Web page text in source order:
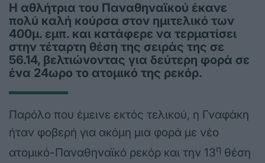
Η αθλήτρια του Παναθηναϊκού έκανε
πολύ καλή κούρσα στον ημιτελικό των
400μ. εμπ. και κατάφερε να τερματίσει
στην τέταρτη θέση της σειράς της σε
56.14, βελτιώνοντας για δεύτερη φορά σε
ένα 24ωρο το ατομικό της ρεκόρ.
Παρόλο που έμεινε εκτός τελικού, η Γναφάκη
ήταν φοβερή για ακόμη μια φορά με νέο
ατομικό-Παναθηναϊκό ρεκόρ και την 13η θέση